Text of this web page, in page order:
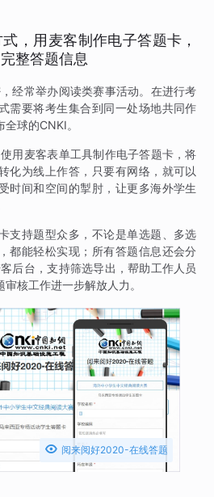
，用麦客制作电子答题卡，
整答题信息
经常举办阅读类赛事活动。在进行考
需要将考生集合到同一处场地共同作
球的CNKI。
用麦客表单工具制作电子答题卡，将
化为线上作答，只要有网络，就可以
时间和空间的掣肘，让更多海外学生
支持题型众多，不论是单选题、多选
都能轻松实现；所有答题信息还会分
后台，支持筛选导出，帮助工作人员
核工作进一步解放人力。
 阅来阅好2020-在线答题